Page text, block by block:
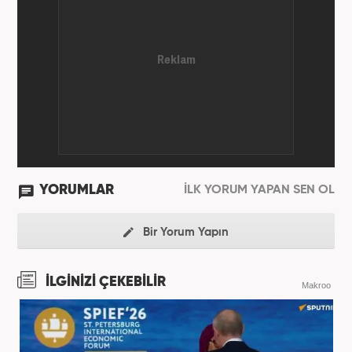
YORUMLAR İLK YORUM YAPAN SEN OL
Bir Yorum Yapın
İLGİNİZİ ÇEKEBİLİR Makroo